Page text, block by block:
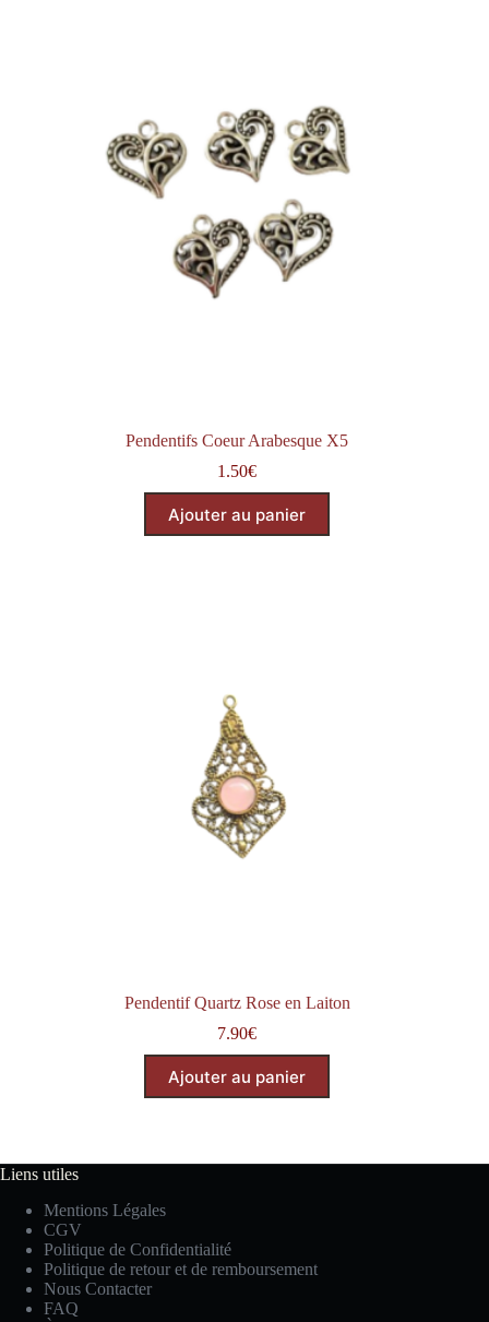
Pendentifs Coeur Arabesque X5
1.50€
Ajouter au panier
Pendentif Quartz Rose en Laiton
7.90€
Ajouter au panier
Liens utiles
Mentions Légales
CGV
Politique de Confidentialité
Politique de retour et de remboursement
Nous Contacter
FAQ